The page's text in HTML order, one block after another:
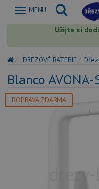
Zobrazit
MENU
Užijte si
DŘEZOVÉ BATERIE
Blanco
DOPRAVA ZDARMA